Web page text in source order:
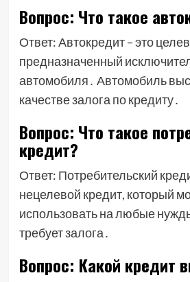
Вопрос: Что такое
Ответ: Автокредит – это
предназначенный
автомобиля․ Автомобиль
качестве залога по кредиту․
Вопрос: Что такое
кредит?
Ответ: Потребительский
нецелевой кредит, который
использовать на любые
требует залога․
Вопрос: Какой кредит